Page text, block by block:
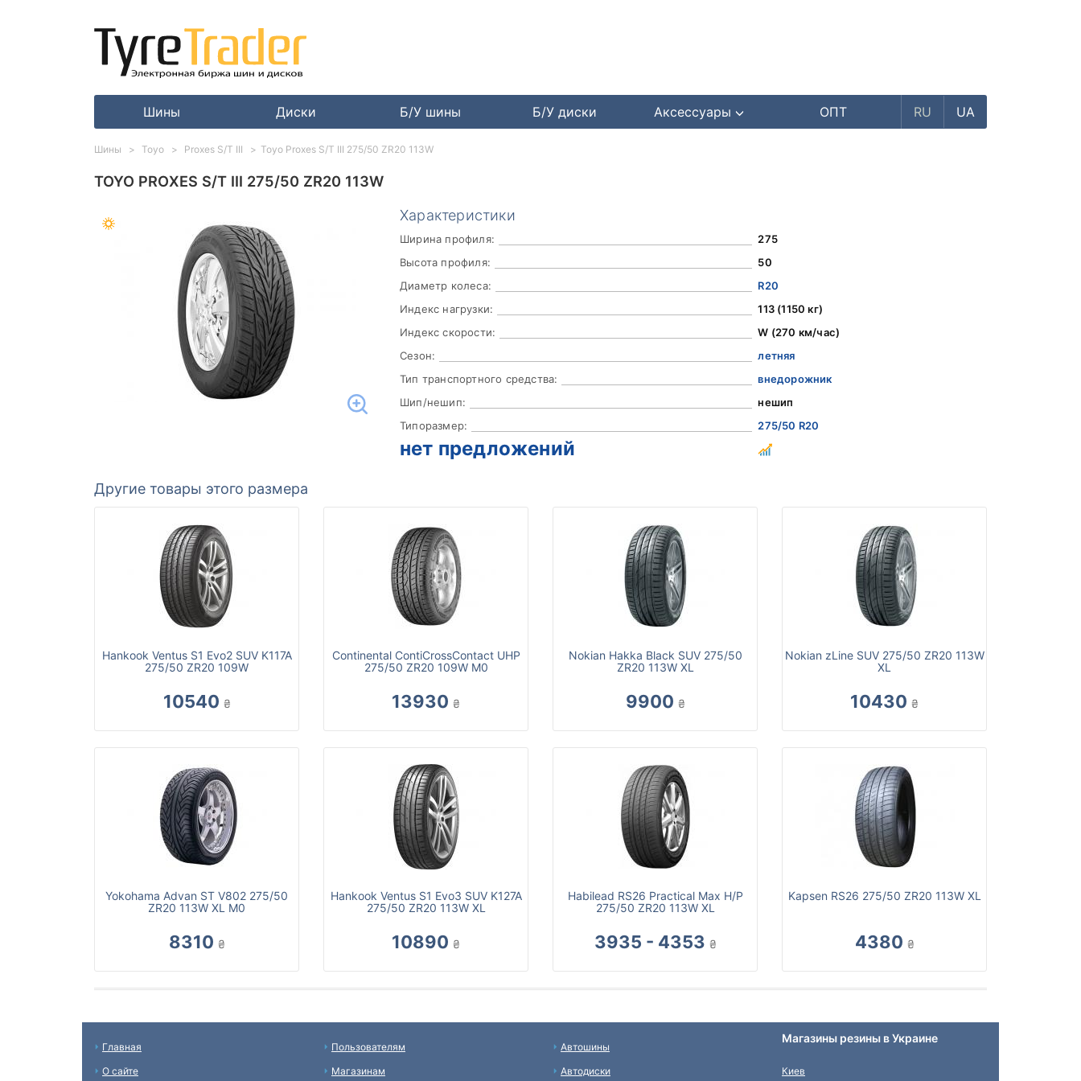
Шины Диски Б/У шины Б/У диски Аксессуары ОПТ RU UA
TOYO PROXES S/T III 275/50 ZR20 113W
Характеристики
Ширина профиля:
275
Высота профиля:
50
Диаметр колеса:
R20
Индекс нагрузки:
113 (1150 кг)
Индекс скорости:
W (270 км/час)
Сезон:
летняя
Тип транспортного средства:
внедорожник
Шип/нешип:
нешип
Типоразмер:
275/50 R20
нет предложений
Другие товары этого размера
Hankook Ventus S1 Evo2 SUV K117A
275/50 ZR20 109W
10540 ₴
Continental ContiCrossContact UHP
275/50 ZR20 109W M0
13930 ₴
Nokian Hakka Black SUV 275/50
ZR20 113W XL
9900 ₴
Nokian zLine SUV 275/50 ZR20 113W
XL
10430 ₴
Yokohama Advan ST V802 275/50
ZR20 113W XL M0
8310 ₴
Hankook Ventus S1 Evo3 SUV K127A
275/50 ZR20 113W XL
10890 ₴
Habilead RS26 Practical Max H/P
275/50 ZR20 113W XL
3935 - 4353 ₴
Kapsen RS26 275/50 ZR20 113W XL
4380 ₴
Шины Toyo Proxes S/T III Toyo Proxes S/T III 275/50 ZR20 113W
Главная
О сайте
Пользователям
Магазинам
Автошины
Автодиски
Магазины резины в Украине
Киев